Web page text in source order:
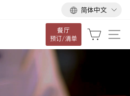
语
言
简体中文
餐厅
预订/清单
大车